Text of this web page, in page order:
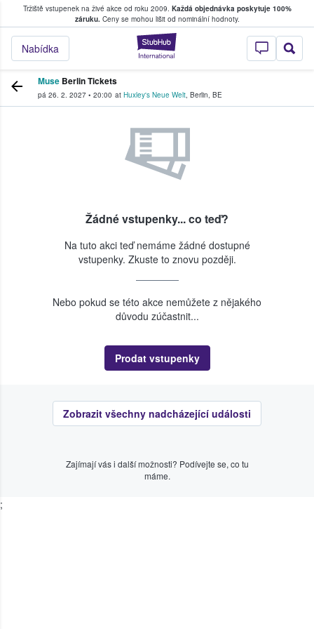
Tržiště vstupenek na živé akce od roku 2009. Každá objednávka poskytuje 100%
záruku.Ceny se mohou lišit od nominální hodnoty.
StubHub –
Nabídka
kde fanoušci kupují a prodávají vstupenky
Muse Berlin Tickets
pá 26. 2. 2027 • 20:00 at Huxley's Neue Welt, Berlin, BE
Žádné vstupenky... co teď?
Na tuto akci teď nemáme žádné dostupné
vstupenky. Zkuste to znovu později.
Nebo pokud se této akce nemůžete z nějakého
důvodu zúčastnit...
Prodat vstupenky
Zobrazit všechny nadcházející události
Zajímají vás i další možnosti? Podívejte se, co tu
máme.
;